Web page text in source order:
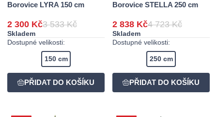
Borovice LYRA 150 cm
2 300 Kč3 533 Kč
Skladem
Dostupné velikosti:
150 cm
Borovice STELLA 250 cm
2 838 Kč4 723 Kč
Skladem
Dostupné velikosti:
250 cm